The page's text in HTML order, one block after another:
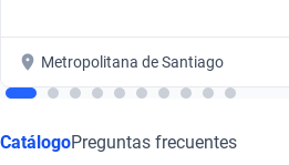
Metropolitana de Santiago
CatálogoPreguntas frecuentes